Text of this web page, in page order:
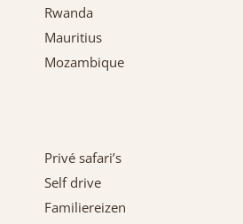
Rwanda
Mauritius
Mozambique
Privé safari’s
Self drive
Familiereizen